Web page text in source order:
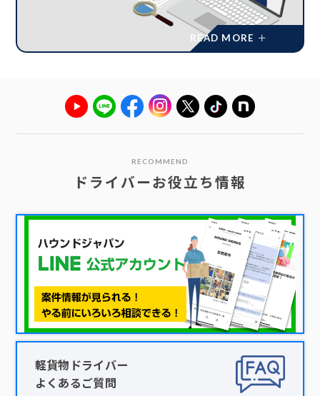
RECOMMEND
ドライバーお役立ち情報
軽貨物ドライバー
よくあるご質問